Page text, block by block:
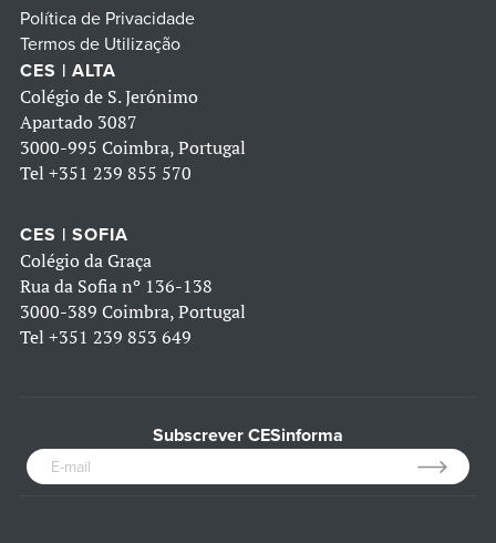
Política de Privacidade
Termos de Utilização
CES | ALTA
Colégio de S. Jerónimo
Apartado 3087
3000-995 Coimbra, Portugal
Tel +351 239 855 570
CES | SOFIA
Colégio da Graça
Rua da Sofia nº 136-138
3000-389 Coimbra, Portugal
Tel +351 239 853 649
Subscrever CESinforma